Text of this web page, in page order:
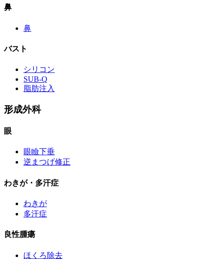
鼻
鼻
バスト
シリコン
SUB-Q
脂肪注入
形成外科
眼
眼瞼下垂
逆まつげ修正
わきが・多汗症
わきが
多汗症
良性腫瘍
ほくろ除去